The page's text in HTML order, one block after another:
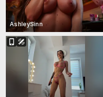
AshleySinn